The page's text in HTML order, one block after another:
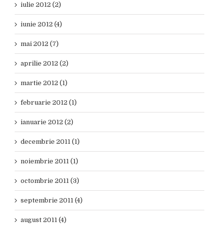
iulie 2012 (2)
iunie 2012 (4)
mai 2012 (7)
aprilie 2012 (2)
martie 2012 (1)
februarie 2012 (1)
ianuarie 2012 (2)
decembrie 2011 (1)
noiembrie 2011 (1)
octombrie 2011 (3)
septembrie 2011 (4)
august 2011 (4)